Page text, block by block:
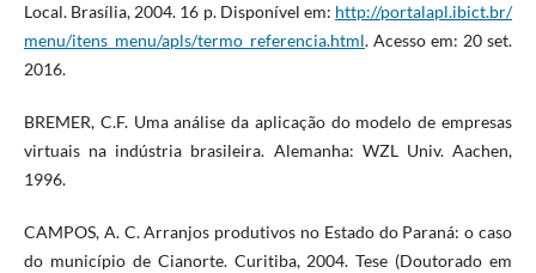
Local. Brasília, 2004. 16 p. Disponível em: http://portalapl.ibict.br/
menu/itens_menu/apls/termo_referencia.html. Acesso em: 20 set.
2016.
BREMER, C.F. Uma análise da aplicação do modelo de empresas
virtuais na indústria brasileira. Alemanha: WZL Univ. Aachen,
1996.
CAMPOS, A. C. Arranjos produtivos no Estado do Paraná: o caso
do município de Cianorte. Curitiba, 2004. Tese (Doutorado em